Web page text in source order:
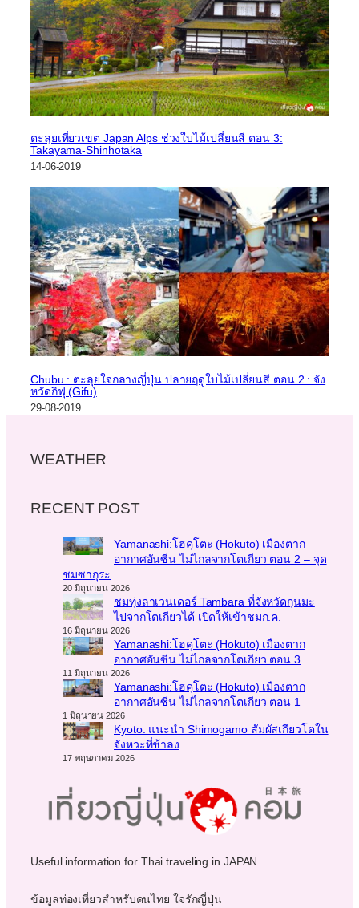
ตะลุยเที่ยวเขต Japan Alps ช่วงใบไม้เปลี่ยนสี ตอน 3:
Takayama-Shinhotaka
14-06-2019
Chubu : ตะลุยใจกลางญี่ปุ่น ปลายฤดูใบไม้เปลี่ยนสี ตอน 2 : จัง
หวัดกิฟุ (Gifu)
29-08-2019
WEATHER
RECENT POST
Yamanashi:โฮคุโตะ (Hokuto) เมืองตาก
อากาศอันซีน ไม่ไกลจากโตเกียว ตอน 2 – จุด
ชมซากุระ
20 มิถุนายน 2026
ชมทุ่งลาเวนเดอร์ Tambara ที่จังหวัดกุนมะ
ไปจากโตเกียวได้ เปิดให้เข้าชมก.ค.
16 มิถุนายน 2026
Yamanashi:โฮคุโตะ (Hokuto) เมืองตาก
อากาศอันซีน ไม่ไกลจากโตเกียว ตอน 3
11 มิถุนายน 2026
Yamanashi:โฮคุโตะ (Hokuto) เมืองตาก
อากาศอันซีน ไม่ไกลจากโตเกียว ตอน 1
1 มิถุนายน 2026
Kyoto: แนะนำ Shimogamo สัมผัสเกียวโตใน
จังหวะที่ช้าลง
17 พฤษภาคม 2026
Useful information for Thai traveling in JAPAN.
ข้อมูลท่องเที่ยวสำหรับคนไทย ใจรักญี่ปุ่น